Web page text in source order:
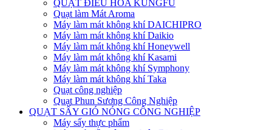
QUẠT ĐIỀU HÒA KUNGFU
Quạt làm Mát Aroma
Máy làm mát không khí DAICHIPRO
Máy làm mát không khí Daikio
Máy làm mát không khí Honeywell
Máy làm mát không khí Kasami
Máy làm mát không khí Symphony
Máy làm mát không khí Taka
Quạt công nghiệp
Quạt Phun Sương Công Nghiệp
QUẠT SẤY GIÓ NÓNG CÔNG NGHIỆP
Máy sấy thực phẩm